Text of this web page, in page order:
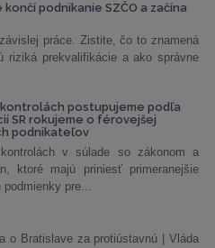
končí podnikanie SZČO a začína
práce. Zistite, čo to znamená
riziká prekvalifikácie a ako správne
postupujeme podľa
SR rokujeme o férovejšej
podnikateľov
v súlade so zákonom a
ktoré majú priniesť primeranejšie
podmienky pre...
o Bratislave za protiústavnú | Vláda